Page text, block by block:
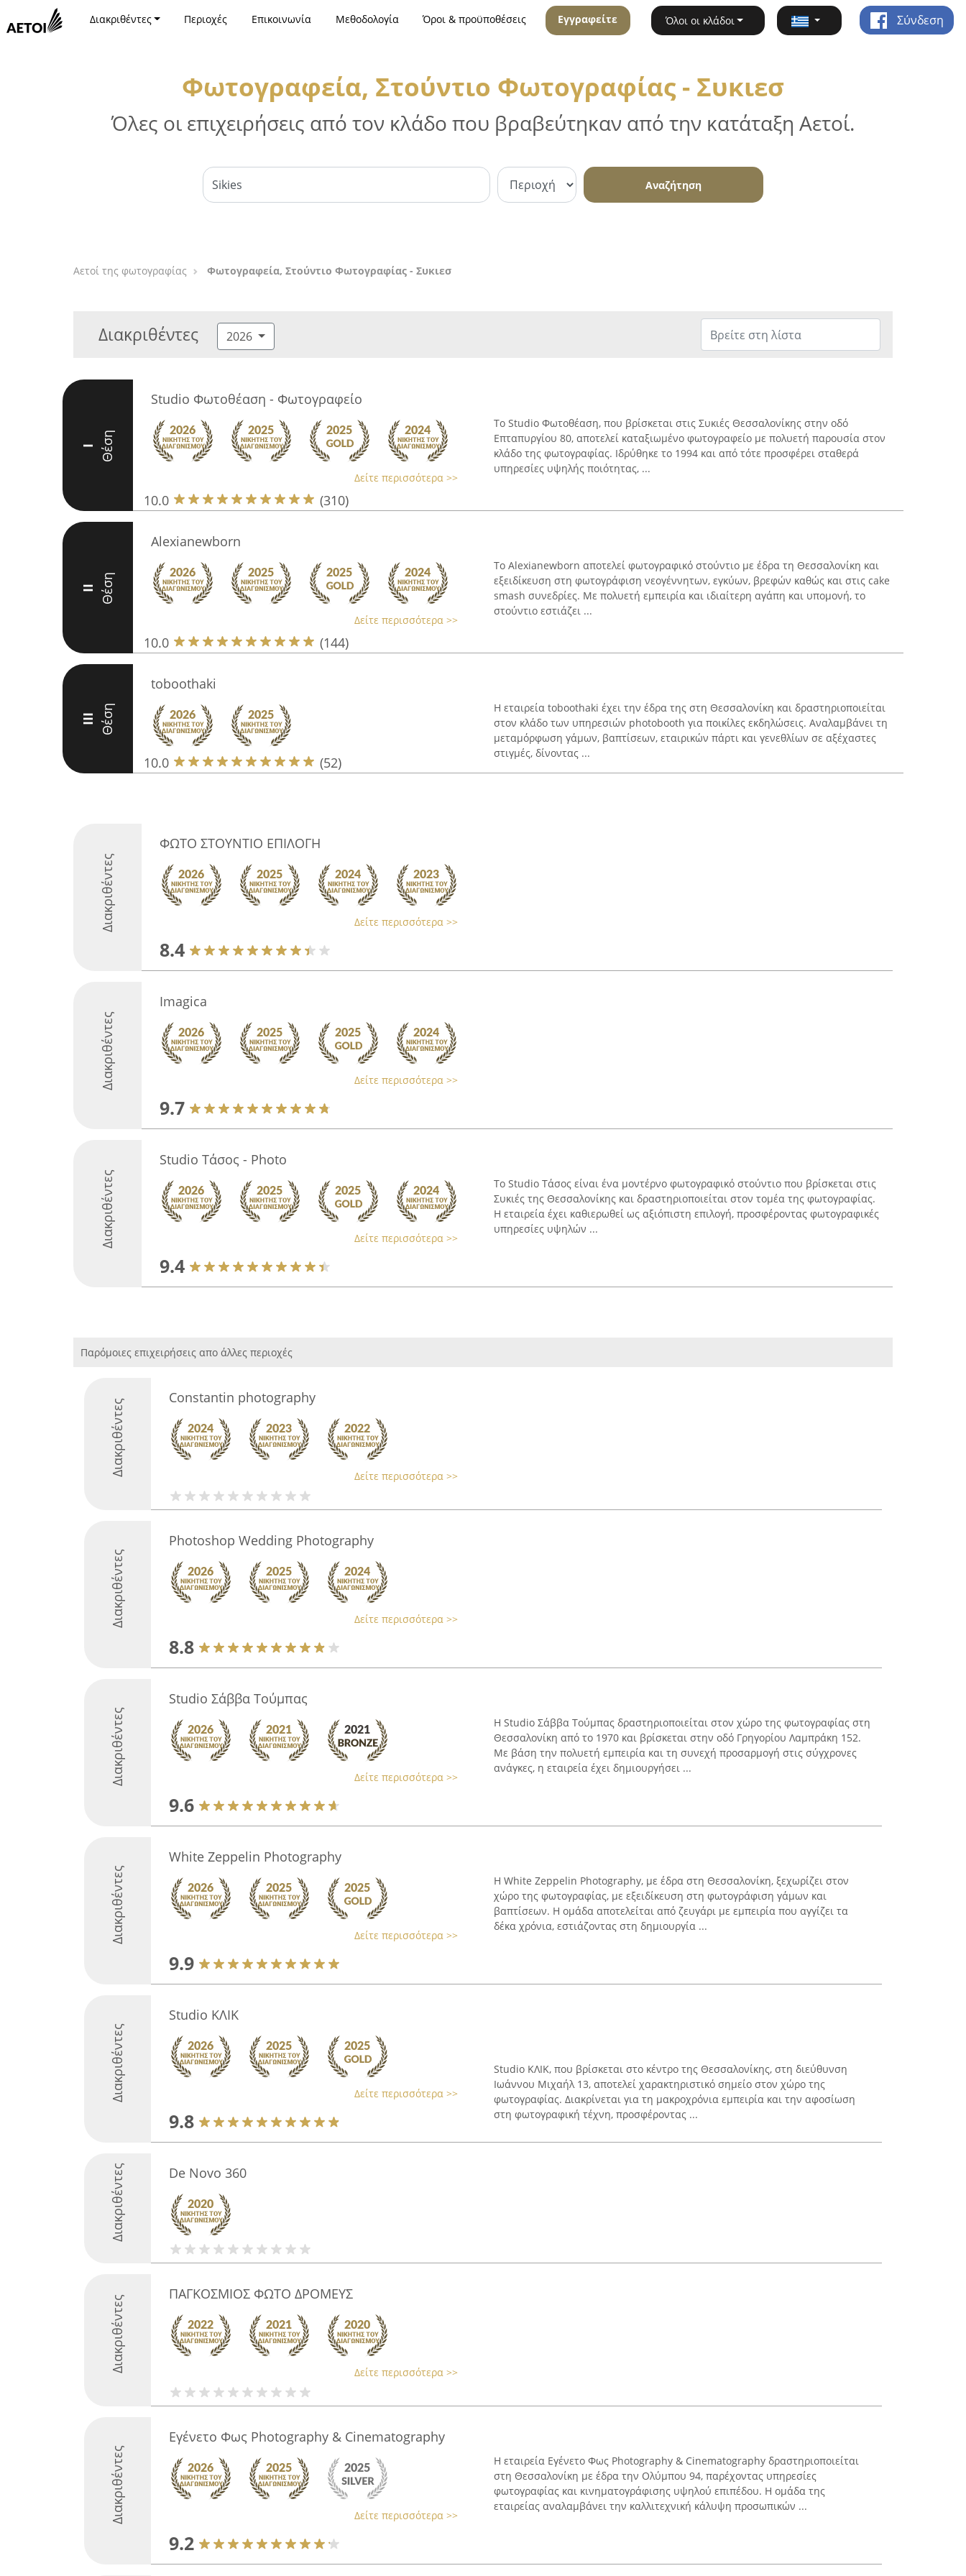
Διακριθέντες Περιοχές Επικοινωνία Μεθοδολογία Όροι & προϋποθέσεις Εγγραφείτε Όλοι οι κλάδοι Σύνδεση
Φωτογραφεία, Στούντιο Φωτογραφίας - Συκιεσ
Όλες οι επιχειρήσεις από τον κλάδο που βραβεύτηκαν από την κατάταξη Αετοί.
Αναζήτηση
Αετοί της φωτογραφίας Φωτογραφεία, Στούντιο Φωτογραφίας - Συκιεσ
Διακριθέντες 2026
I Θέση
Studio Φωτοθέαση - Φωτογραφείο
Δείτε περισσότερα >>
10.0 (310)
Το Studio Φωτοθέαση, που βρίσκεται στις Συκιές Θεσσαλονίκης στην οδό
Επταπυργίου 80, αποτελεί καταξιωμένο φωτογραφείο με πολυετή παρουσία στον
κλάδο της φωτογραφίας. Ιδρύθηκε το 1994 και από τότε προσφέρει σταθερά
υπηρεσίες υψηλής ποιότητας, ...
II Θέση
Alexianewborn
Δείτε περισσότερα >>
10.0 (144)
Το Alexianewborn αποτελεί φωτογραφικό στούντιο με έδρα τη Θεσσαλονίκη και
εξειδίκευση στη φωτογράφιση νεογέννητων, εγκύων, βρεφών καθώς και στις cake
smash συνεδρίες. Με πολυετή εμπειρία και ιδιαίτερη αγάπη και υπομονή, το
στούντιο εστιάζει ...
III Θέση
toboothaki
10.0 (52)
Η εταιρεία toboothaki έχει την έδρα της στη Θεσσαλονίκη και δραστηριοποιείται
στον κλάδο των υπηρεσιών photobooth για ποικίλες εκδηλώσεις. Αναλαμβάνει τη
μεταμόρφωση γάμων, βαπτίσεων, εταιρικών πάρτι και γενεθλίων σε αξέχαστες
στιγμές, δίνοντας ...
Διακριθέντες
ΦΩΤΟ ΣΤΟΥΝΤΙΟ ΕΠΙΛΟΓΗ
Δείτε περισσότερα >>
8.4
Διακριθέντες
Imagica
Δείτε περισσότερα >>
9.7
Διακριθέντες
Studio Τάσος - Photo
Δείτε περισσότερα >>
9.4
Το Studio Τάσος είναι ένα μοντέρνο φωτογραφικό στούντιο που βρίσκεται στις
Συκιές της Θεσσαλονίκης και δραστηριοποιείται στον τομέα της φωτογραφίας.
Η εταιρεία έχει καθιερωθεί ως αξιόπιστη επιλογή, προσφέροντας φωτογραφικές
υπηρεσίες υψηλών ...
Παρόμοιες επιχειρήσεις απο άλλες περιοχές
Διακριθέντες
Constantin photography
Δείτε περισσότερα >>
Διακριθέντες
Photoshop Wedding Photography
Δείτε περισσότερα >>
8.8
Διακριθέντες
Studio Σάββα Τούμπας
Δείτε περισσότερα >>
9.6
Η Studio Σάββα Τούμπας δραστηριοποιείται στον χώρο της φωτογραφίας στη
Θεσσαλονίκη από το 1970 και βρίσκεται στην οδό Γρηγορίου Λαμπράκη 152.
Με βάση την πολυετή εμπειρία και τη συνεχή προσαρμογή στις σύγχρονες
ανάγκες, η εταιρεία έχει δημιουργήσει ...
Διακριθέντες
White Zeppelin Photography
Δείτε περισσότερα >>
9.9
Η White Zeppelin Photography, με έδρα στη Θεσσαλονίκη, ξεχωρίζει στον
χώρο της φωτογραφίας, με εξειδίκευση στη φωτογράφιση γάμων και
βαπτίσεων. Η ομάδα αποτελείται από ζευγάρι με εμπειρία που αγγίζει τα
δέκα χρόνια, εστιάζοντας στη δημιουργία ...
Διακριθέντες
Studio ΚΛΙΚ
Δείτε περισσότερα >>
9.8
Studio ΚΛΙΚ, που βρίσκεται στο κέντρο της Θεσσαλονίκης, στη διεύθυνση
Ιωάννου Μιχαήλ 13, αποτελεί χαρακτηριστικό σημείο στον χώρο της
φωτογραφίας. Διακρίνεται για τη μακροχρόνια εμπειρία και την αφοσίωση
στη φωτογραφική τέχνη, προσφέροντας ...
Διακριθέντες De Novo 360
Διακριθέντες
ΠΑΓΚΟΣΜΙΟΣ ΦΩΤΟ ΔΡΟΜΕΥΣ
Δείτε περισσότερα >>
Διακριθέντες
Εγένετο Φως Photography & Cinematography
Δείτε περισσότερα >>
9.2
Η εταιρεία Εγένετο Φως Photography & Cinematography δραστηριοποιείται
στη Θεσσαλονίκη με έδρα την Ολύμπου 94, παρέχοντας υπηρεσίες
φωτογραφίας και κινηματογράφισης υψηλού επιπέδου. Η ομάδα της
εταιρείας αναλαμβάνει την καλλιτεχνική κάλυψη προσωπικών ...